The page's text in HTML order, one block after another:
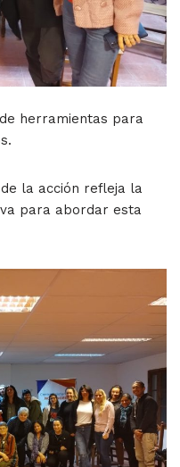
herramientas para
la acción refleja la
para abordar esta